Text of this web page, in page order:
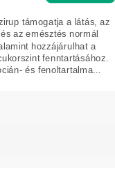
támogatja a látás, az
az emésztés normál
hozzájárulhat a
fenntartásához.
és fenoltartalma...